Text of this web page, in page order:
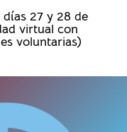
27 y 28 de
virtual con
voluntarias)